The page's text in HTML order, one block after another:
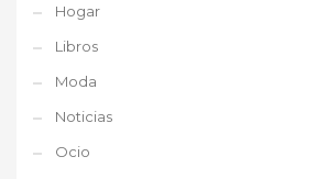
Hogar
Libros
Moda
Noticias
Ocio